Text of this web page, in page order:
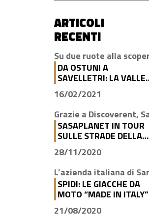
ARTICOLI
RECENTI
DA OSTUNI A
SAVELLETRI: LA VALLE
D’ITRIA IN MOTO CON
DISCOVERENT
16/02/2021
SASAPLANET IN TOUR
SULLE STRADE DELLA
PUGLIA CON
DISCOVERENT
28/11/2020
SPIDI: LE GIACCHE DA
MOTO “MADE IN ITALY”
21/08/2020